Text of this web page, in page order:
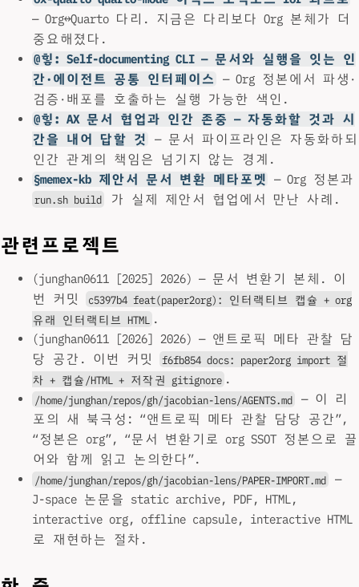
— Org↔Quarto 다리. 지금은 다리보다 Org 본체가 더
중요해졌다.
@힣: Self-documenting CLI — 문서와 실행을 잇는 인
간·에이전트 공통 인터페이스
— Org 정본에서 파생·
검증·배포를 호출하는 실행 가능한 색인.
@힣: AX 문서 협업과 인간 존중 — 자동화할 것과 시
간을 내어 답할 것
— 문서 파이프라인은 자동화하되
인간 관계의 책임은 넘기지 않는 경계.
§memex-kb 제안서 문서 변환 메타포멧 — Org 정본과
run.sh build 가 실제 제안서 협업에서 만난 사례.
관련프로젝트
(junghan0611 [2025] 2026) — 문서 변환기 본체. 이
번 커밋
c5397b4 feat(paper2org): 인터랙티브 캡슐 + org
유래 인터랙티브 HTML .
(junghan0611 [2026] 2026) — 앤트로픽 메타 관찰 담
당 공간. 이번 커밋
f6fb854 docs: paper2org import 절
차 + 캡슐/HTML + 저작권 gitignore .
/home/junghan/repos/gh/jacobian-lens/AGENTS.md
— 이 리
포의 새 북극성: “앤트로픽 메타 관찰 담당 공간”,
“정본은 org”, “문서 변환기로 org SSOT 정본으로 끌
어와 함께 읽고 논의한다”.
/home/junghan/repos/gh/jacobian-lens/PAPER-IMPORT.md
—
J-space 논문을 static archive, PDF, HTML,
interactive org, offline capsule, interactive HTML
로 재현하는 절차.